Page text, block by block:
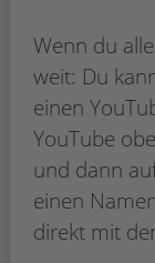
Wenn du
weit: Du
einen
YouTube
und dann
einen
direkt mit